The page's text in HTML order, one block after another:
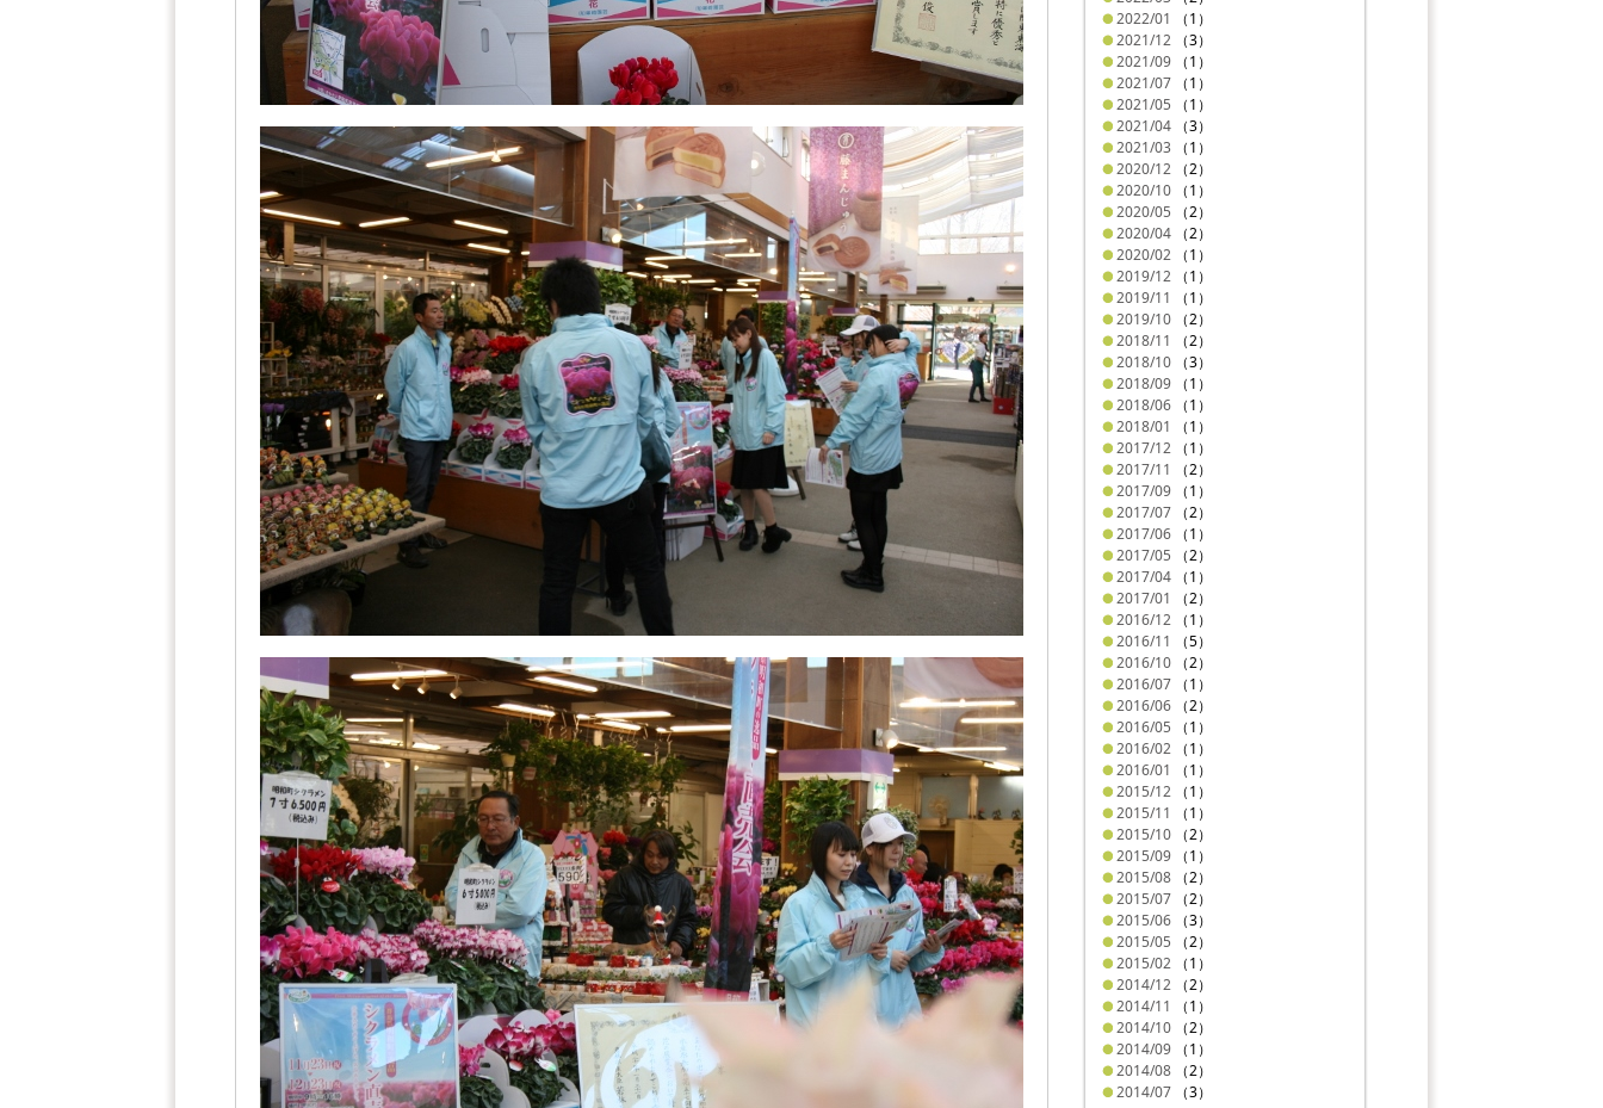
2022/01
（1）
2021/12 （3）
2021/09 （1）
2021/07 （1）
2021/05 （1）
2021/04 （3）
2021/03 （1）
2020/12 （2）
2020/10 （1）
2020/05 （2）
2020/04 （2）
2020/02 （1）
2019/12 （1）
2019/11
（1）
2019/10 （2）
2018/11
（2）
2018/10 （3）
2018/09 （1）
2018/06 （1）
2018/01
（1）
2017/12 （1）
2017/11
（2）
2017/09 （1）
2017/07 （2）
2017/06 （1）
2017/05 （2）
2017/04 （1）
2017/01
（2）
2016/12 （1）
2016/11
（5）
2016/10 （2）
2016/07 （1）
2016/06 （2）
2016/05 （1）
2016/02 （1）
2016/01
（1）
2015/12 （1）
2015/11
（1）
2015/10 （2）
2015/09 （1）
2015/08 （2）
2015/07 （2）
2015/06 （3）
2015/05 （2）
2015/02 （1）
2014/12 （2）
2014/11
（1）
2014/10 （2）
2014/09 （1）
2014/08 （2）
2014/07 （3）